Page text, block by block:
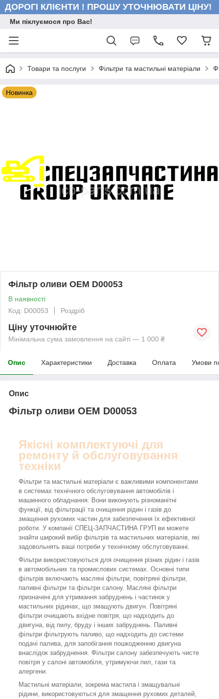
ДОРОГІ КЛІЄНТИ ! ПРОШУ УТОЧНЮВАТИ ЦІНУ!
Ми піклуємося про Вас!
Товари та послуги Фільтри та мастильні матеріали
Новинка
Фільтр оливи OEM D00053
В наявності
Код: D00053
Роздріб
Ціну уточнюйте
Мінімальна сума замовлення на сайті — 1 000 ₴
Опис Характеристики Доставка Оплата Умови
Опис
Фільтр оливи OEM D00053
Якісні комплектуючі для
ремонту й обслуговування
техніки
Фільтри та мастильні матеріали є важливими компонентами
в системах технічного обслуговування автомобілів і
машинного обладнання. Вони виконують різноманітні
функції, від фільтрації та очищення рідин і газів до
змащення рухомих частин для забезпечення їх ефективної
роботи. У компанії СПЕЦ-ЗАПЧАСТИНА ГРУП ви можете
знайти широкий вибір фільтрів та мастильних матеріалів, які
задовольнять ваші потреби у технічному обслуговуванні.
Фільтри використовуються для очищення різних рідин і газів
в автомобільних та промислових системах. Основні типи
фільтрів включають масляні фільтри, повітряні фільтри,
паливні фільтри та фільтри салону. Масляні фільтри
призначені для утримання забруднень і частинок у
мастильних рідинах, що змащують двигун. Повітряні
фільтри очищають вхідне повітря, що надходить до
двигуна, від пилу, бруду і інших забруднень. Паливні
фільтри фільтрують паливо, що надходить до системи
подачі палива, для запобігання пошкодженню двигуна
внаслідок забруднення. Фільтри салону забезпечують чисте
повітря у салоні автомобіля, утримуючи пил, гази та
алергени.
Мастильні матеріали, зокрема мастила і змащувальні
рідини, використовуються для змащення рухомих деталей,